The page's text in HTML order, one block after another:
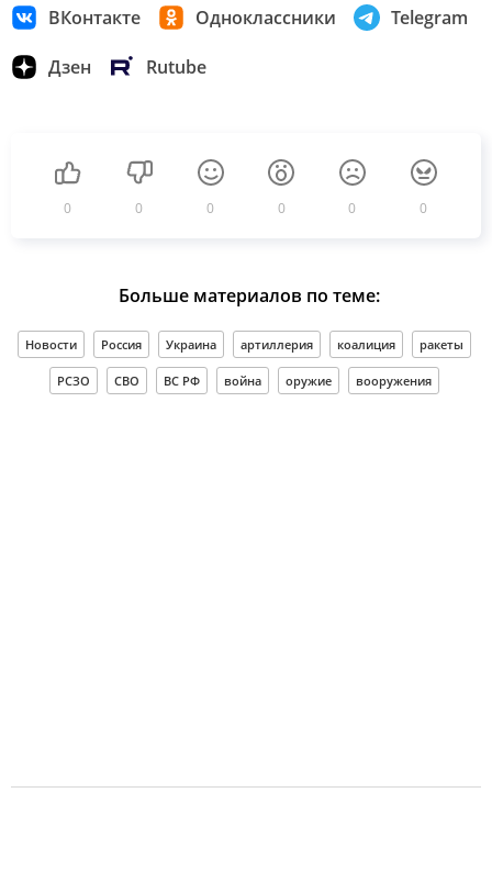
ВКонтакте Одноклассники Telegram
Дзен Rutube
0 0 0 0 0 0
Больше материалов по теме:
Новости Россия Украина артиллерия коалиция ракеты
РСЗО СВО ВС РФ война оружие вооружения